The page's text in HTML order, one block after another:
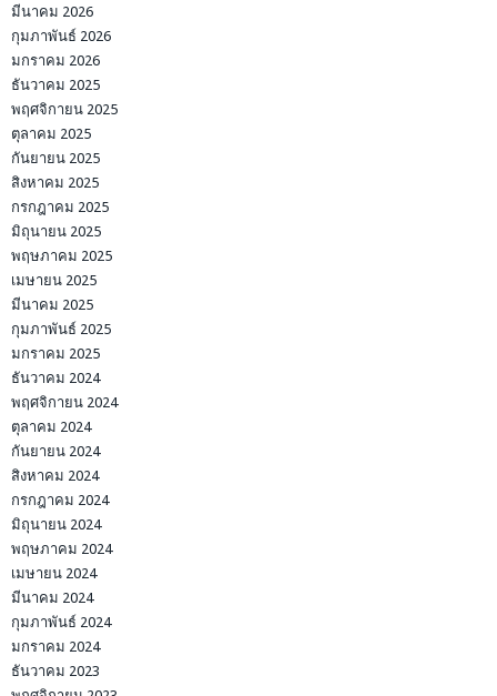
มีนาคม 2026
กุมภาพันธ์ 2026
มกราคม 2026
ธันวาคม 2025
พฤศจิกายน 2025
ตุลาคม 2025
กันยายน 2025
สิงหาคม 2025
กรกฎาคม 2025
มิถุนายน 2025
พฤษภาคม 2025
เมษายน 2025
มีนาคม 2025
กุมภาพันธ์ 2025
มกราคม 2025
ธันวาคม 2024
พฤศจิกายน 2024
ตุลาคม 2024
กันยายน 2024
สิงหาคม 2024
กรกฎาคม 2024
มิถุนายน 2024
พฤษภาคม 2024
เมษายน 2024
มีนาคม 2024
กุมภาพันธ์ 2024
มกราคม 2024
ธันวาคม 2023